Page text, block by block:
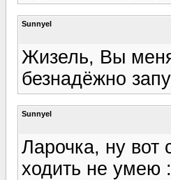
Sunnyel
Жизель, Вы
безнадёжно
Sunnyel
Ларочка, ну вот
ходить не умею